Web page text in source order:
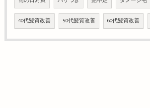
40代髪質改善 50代髪質改善 60代髪質改善